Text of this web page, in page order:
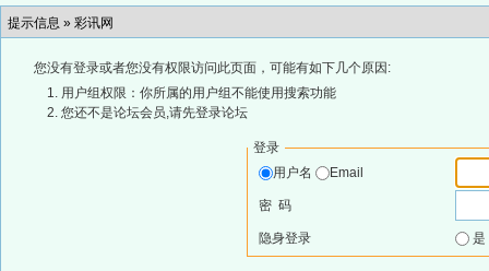
提示信息 » 彩讯网
您没有登录或者您没有权限访问此页面，可能有如下几个原因:
用户组权限：你所属的用户组不能使用搜索功能
您还不是论坛会员,请先登录论坛
登录
用户名
Email
密 码
隐身登录